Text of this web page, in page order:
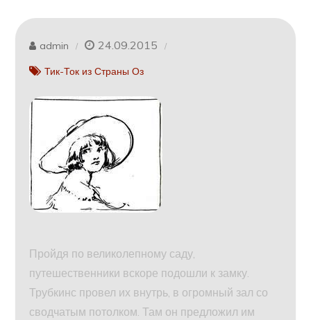
admin 24.09.2015
Тик-Ток из Страны Оз
Пройдя по великолепному саду,
путешественники вскоре подошли к замку.
Трубкинс провел их внутрь, в огромный зал со
сводчатым потолком. Там он предложил им